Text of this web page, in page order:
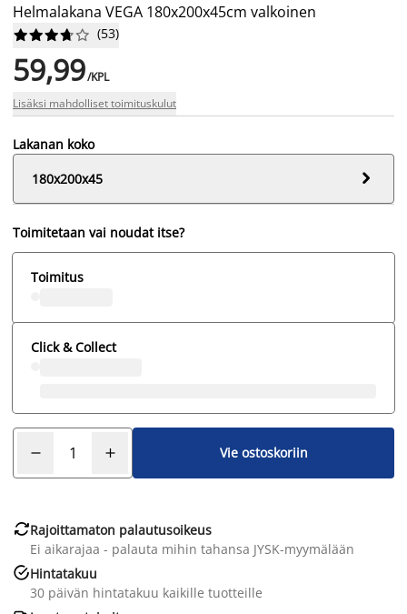
Helmalakana VEGA 180x200x45cm valkoinen





 (53)
59,99/KPL
Lisäksi mahdolliset toimituskulut
Lakanan koko
180x200x45

Toimitetaan vai noudat itse?
Toimitus
Click & Collect
Vie ostoskoriin
Rajoittamaton palautusoikeus
Ei aikarajaa - palauta mihin tahansa JYSK-myymälään
Hintatakuu
30 päivän hintatakuu kaikille tuotteille